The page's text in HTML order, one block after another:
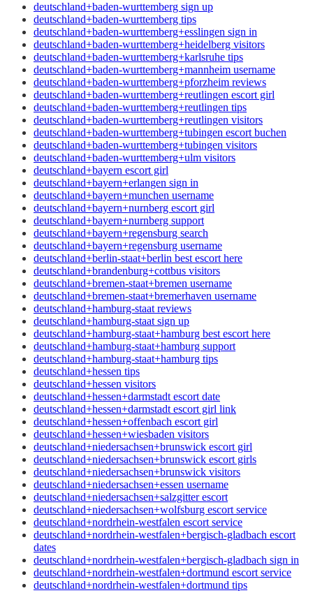
deutschland+baden-wurttemberg sign up
deutschland+baden-wurttemberg tips
deutschland+baden-wurttemberg+esslingen sign in
deutschland+baden-wurttemberg+heidelberg visitors
deutschland+baden-wurttemberg+karlsruhe tips
deutschland+baden-wurttemberg+mannheim username
deutschland+baden-wurttemberg+pforzheim reviews
deutschland+baden-wurttemberg+reutlingen escort girl
deutschland+baden-wurttemberg+reutlingen tips
deutschland+baden-wurttemberg+reutlingen visitors
deutschland+baden-wurttemberg+tubingen escort buchen
deutschland+baden-wurttemberg+tubingen visitors
deutschland+baden-wurttemberg+ulm visitors
deutschland+bayern escort girl
deutschland+bayern+erlangen sign in
deutschland+bayern+munchen username
deutschland+bayern+nurnberg escort girl
deutschland+bayern+nurnberg support
deutschland+bayern+regensburg search
deutschland+bayern+regensburg username
deutschland+berlin-staat+berlin best escort here
deutschland+brandenburg+cottbus visitors
deutschland+bremen-staat+bremen username
deutschland+bremen-staat+bremerhaven username
deutschland+hamburg-staat reviews
deutschland+hamburg-staat sign up
deutschland+hamburg-staat+hamburg best escort here
deutschland+hamburg-staat+hamburg support
deutschland+hamburg-staat+hamburg tips
deutschland+hessen tips
deutschland+hessen visitors
deutschland+hessen+darmstadt escort date
deutschland+hessen+darmstadt escort girl link
deutschland+hessen+offenbach escort girl
deutschland+hessen+wiesbaden visitors
deutschland+niedersachsen+brunswick escort girl
deutschland+niedersachsen+brunswick escort girls
deutschland+niedersachsen+brunswick visitors
deutschland+niedersachsen+essen username
deutschland+niedersachsen+salzgitter escort
deutschland+niedersachsen+wolfsburg escort service
deutschland+nordrhein-westfalen escort service
deutschland+nordrhein-westfalen+bergisch-gladbach escort
dates
deutschland+nordrhein-westfalen+bergisch-gladbach sign in
deutschland+nordrhein-westfalen+dortmund escort service
deutschland+nordrhein-westfalen+dortmund tips